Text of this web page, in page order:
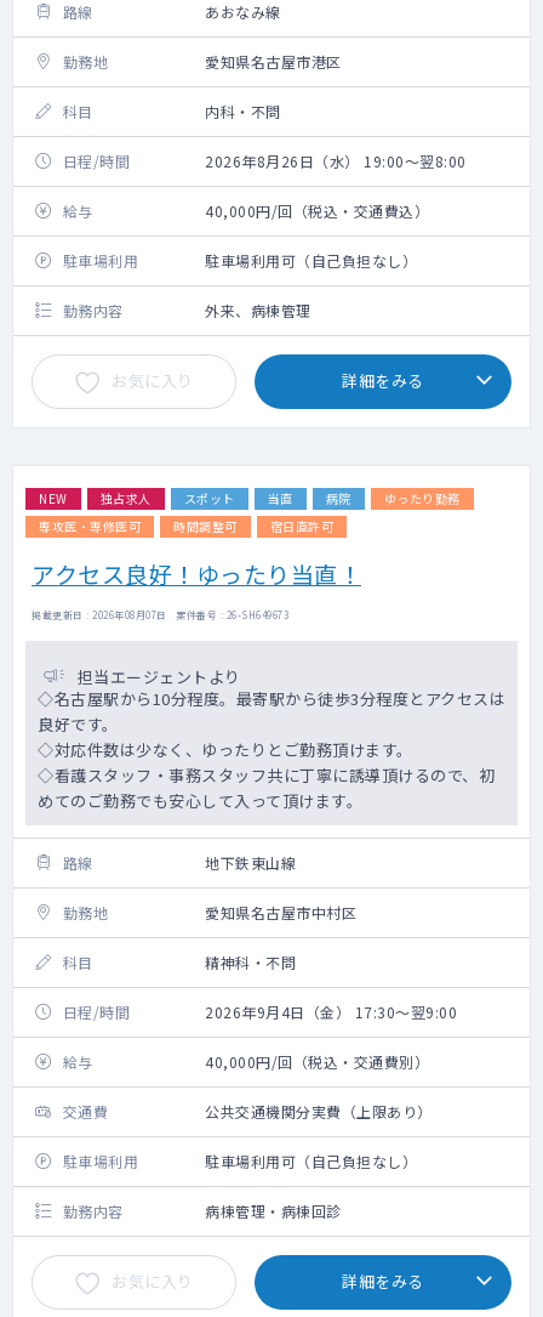
路線 あおなみ線
勤務地 愛知県名古屋市港区
科目 内科・不問
日程/時間 2026年8月26日（水） 19:00～翌8:00
給与 40,000円/回（税込・交通費込）
駐車場利用 駐車場利用可（自己負担なし）
勤務内容 外来、病棟管理
お気に入り 詳細をみる
NEW 独占求人 スポット 当直 病院
ゆったり勤務
専攻医・専修医可
時間調整可 宿日直許可
アクセス良好！ゆったり当直！
掲載更新日 : 2026年08月07日 案件番号 : 26-SH649673
担当エージェントより
◇名古屋駅から10分程度。最寄駅から徒歩3分程度とアクセスは
良好です。
◇対応件数は少なく、ゆったりとご勤務頂けます。
◇看護スタッフ・事務スタッフ共に丁寧に誘導頂けるので、初
めてのご勤務でも安心して入って頂けます。
路線 地下鉄東山線
勤務地 愛知県名古屋市中村区
科目 精神科・不問
日程/時間 2026年9月4日（金） 17:30～翌9:00
給与 40,000円/回（税込・交通費別）
交通費 公共交通機関分実費（上限あり）
駐車場利用 駐車場利用可（自己負担なし）
勤務内容 病棟管理・病棟回診
お気に入り 詳細をみる